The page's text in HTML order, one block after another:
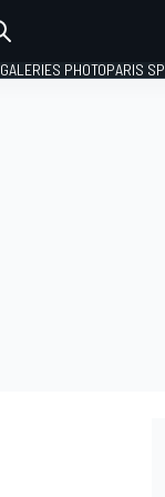
GALERIES PHOTOPARIS